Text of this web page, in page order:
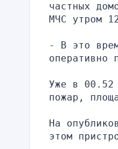
частных
МЧС утром
- В это
оперативно
Уже в 00.52
пожар,
На
этом